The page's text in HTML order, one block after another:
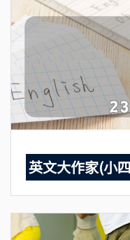
英文大作家(小